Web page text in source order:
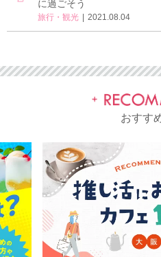
に過ごそう
旅行・観光 2021.08.04
おすす